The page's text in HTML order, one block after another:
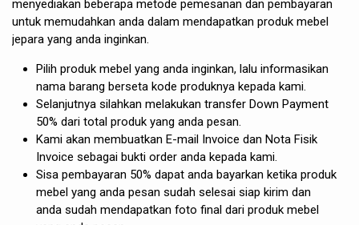
menyediakan beberapa metode pemesanan dan pembayaran
untuk memudahkan anda dalam mendapatkan produk mebel
jepara yang anda inginkan.
Pilih produk mebel yang anda inginkan, lalu informasikan
nama barang berseta kode produknya kepada kami.
Selanjutnya silahkan melakukan transfer Down Payment
50% dari total produk yang anda pesan.
Kami akan membuatkan E-mail Invoice dan Nota Fisik
Invoice sebagai bukti order anda kepada kami.
Sisa pembayaran 50% dapat anda bayarkan ketika produk
mebel yang anda pesan sudah selesai siap kirim dan
anda sudah mendapatkan foto final dari produk mebel